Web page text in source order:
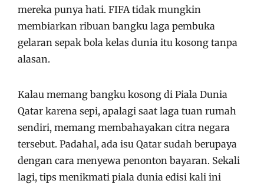
mereka punya hati. FIFA tidak mungkin
membiarkan ribuan bangku laga pembuka
gelaran sepak bola kelas dunia itu kosong tanpa
alasan.
Kalau memang bangku kosong di Piala Dunia
Qatar karena sepi, apalagi saat laga tuan rumah
sendiri, memang membahayakan citra negara
tersebut. Padahal, ada isu Qatar sudah berupaya
dengan cara menyewa penonton bayaran. Sekali
lagi, tips menikmati piala dunia edisi kali ini